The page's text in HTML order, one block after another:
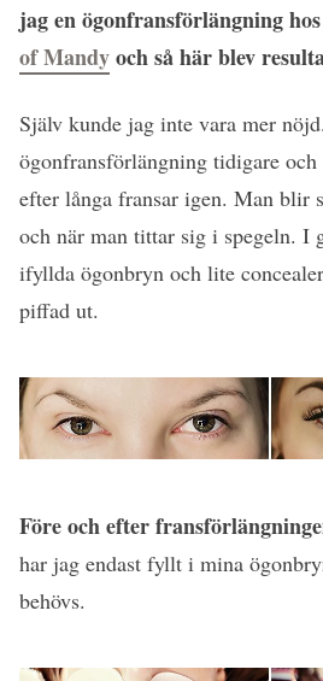
jag en ögonfransförlängning
of Mandyoch så här blev
Själv kunde jag inte vara mer
ögonfransförlängning tidigare
efter långa fransar igen. Man blir
och när man tittar sig i spegeln. I
ifyllda ögonbryn och lite
piffad ut.
Före och efter
har jag endast fyllt i mina
behövs.